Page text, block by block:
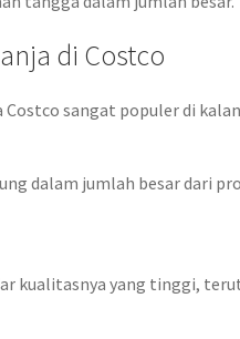
di Costco
Costco sangat populer di
dalam jumlah besar dari
kualitasnya yang tinggi,